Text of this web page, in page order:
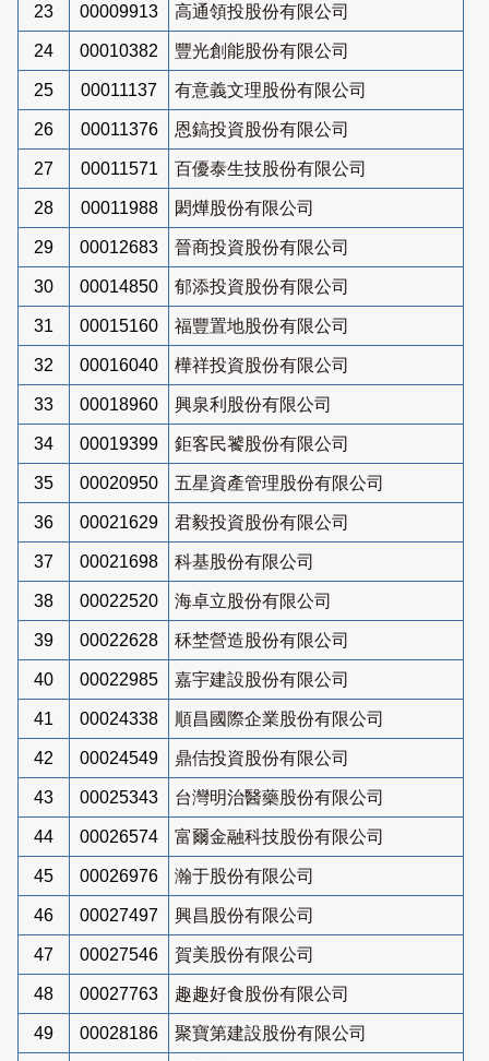
23 00009913 高通領投股份有限公司
24 00010382 豐光創能股份有限公司
25 00011137 有意義文理股份有限公司
26 00011376 恩鎬投資股份有限公司
27 00011571 百優泰生技股份有限公司
28 00011988 閎燁股份有限公司
29 00012683 晉商投資股份有限公司
30 00014850 郁添投資股份有限公司
31 00015160 福豐置地股份有限公司
32 00016040 樺祥投資股份有限公司
33 00018960 興泉利股份有限公司
34 00019399 鉅客民饕股份有限公司
35 00020950 五星資產管理股份有限公司
36 00021629 君毅投資股份有限公司
37 00021698 科基股份有限公司
38 00022520 海卓立股份有限公司
39 00022628 秝埜營造股份有限公司
40 00022985 嘉宇建設股份有限公司
41 00024338 順昌國際企業股份有限公司
42 00024549 鼎佶投資股份有限公司
43 00025343 台灣明治醫藥股份有限公司
44 00026574 富爾金融科技股份有限公司
45 00026976 瀚于股份有限公司
46 00027497 興昌股份有限公司
47 00027546 賀美股份有限公司
48 00027763 趣趣好食股份有限公司
49 00028186 聚寶第建設股份有限公司